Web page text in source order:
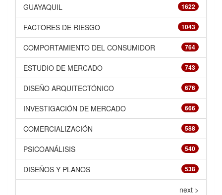
1622
GUAYAQUIL
1043
FACTORES DE RIESGO
764
COMPORTAMIENTO DEL CONSUMIDOR
743
ESTUDIO DE MERCADO
676
DISEÑO ARQUITECTÓNICO
666
INVESTIGACIÓN DE MERCADO
588
COMERCIALIZACIÓN
540
PSICOANÁLISIS
538
DISEÑOS Y PLANOS
next >